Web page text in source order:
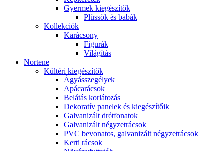
Gyermek kiegészítők
Plüssök és babák
Kollekciók
Karácsony
Figurák
Világítás
Nortene
Kültéri kiegészítők
Ágyásszegélyek
Apácarácsok
Belátás korlátozás
Dekoratív panelek és kiegészítőik
Galvanizált drótfonatok
Galvanizált négyzetrácsok
PVC bevonatos, galvanizált négyzetrácsok
Kerti rácsok